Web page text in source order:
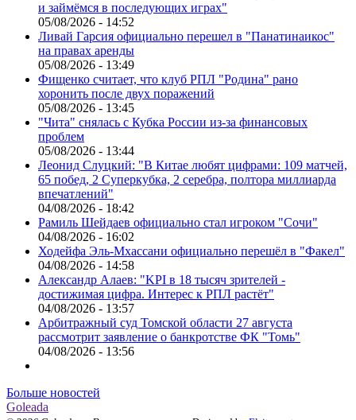
и займёмся в последующих играх"
05/08/2026 - 14:52
Ливай Гарсия официально перешел в "Панатинаикос"
на правах аренды
05/08/2026 - 13:49
Фищенко считает, что клуб РПЛ "Родина" рано
хоронить после двух поражений
05/08/2026 - 13:45
"Чита" снялась с Кубка России из-за финансовых
проблем
05/08/2026 - 13:44
Леонид Слуцкий: "В Китае любят цифрами: 109 матчей,
65 побед, 2 Суперкубка, 2 серебра, полтора миллиарда
впечатлений"
04/08/2026 - 18:42
Рамиль Шейдаев официально стал игроком "Сочи"
04/08/2026 - 16:02
Ходейфа Эль-Мхассани официально перешёл в "Факел"
04/08/2026 - 14:58
Александр Алаев: "KPI в 18 тысяч зрителей -
достижимая цифра. Интерес к РПЛ растёт"
04/08/2026 - 13:57
Арбитражный суд Томской области 27 августа
рассмотрит заявление о банкротстве ФК "Томь"
04/08/2026 - 13:56
Больше новостей
Goleada